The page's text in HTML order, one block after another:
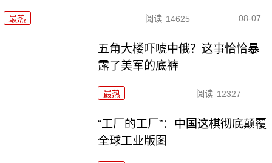
最热 阅读 14625 08-07
五角大楼吓唬中俄？这事恰恰暴
露了美军的底裤
最热 阅读 12327
“工厂的工厂”：中国这棋彻底颠覆
全球工业版图